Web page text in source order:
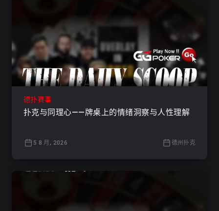
德扑赛事
扑克与同理心——牌桌上的情绪洞察与人性理解
5 8 月, 2026 德州扑克